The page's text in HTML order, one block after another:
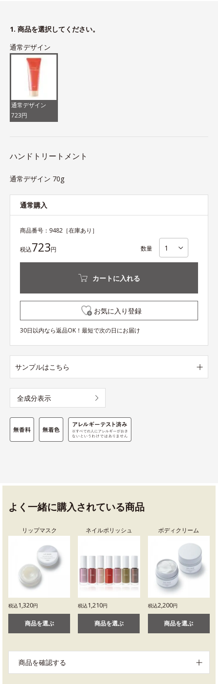
1. 商品を選択してください。
通常デザイン
通常デザイン
723円
ハンドトリートメント
通常デザイン 70g
通常購入
商品番号： 9482 ［在庫あり］
税込723円 数量
カートに入れる
お気に入り登録
30日以内なら返品OK！最短で次の日にお届け
サンプルはこちら
全成分表示
よく一緒に購入されている商品
リップマスク
税込1,320円
商品を選ぶ
ネイルポリッシュ
税込1,210円
商品を選ぶ
ボディクリーム
税込2,200円
商品を選ぶ
商品を確認する